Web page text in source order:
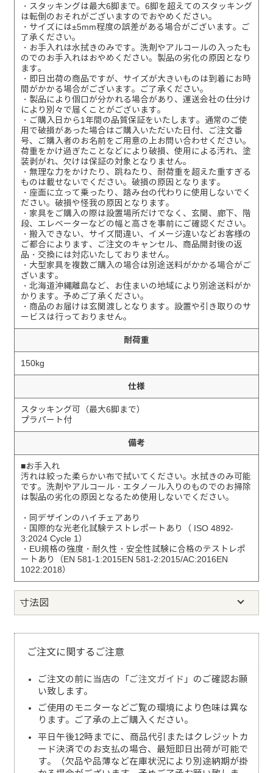
・スタッキングは最大6脚まで。6脚を超えてのスタッキング
は転倒のおそれがございますのでおやめください。
・サイズには±5mm程度の誤差がある場合がございます。ご
了承ください。
・お手入れは水拭きのみです。洗剤やアルコールの入ったも
のでのお手入れはおやめください。製品の劣化の原因となり
ます。
・即日出荷の商品ですが、サイズが大きいものは到着にお時
間がかかる場合がございます。ご了承ください。
・製品により個口が分かれる場合があり、運送会社の仕分け
により別々で届くことがございます。
・ご購入日から1年間の品質保証をいたします。通常のご使
用で破損があった場合はご購入いただいた日付、ご注文番
号、ご購入者のお名前をご用意の上お問い合わせください。
荷重をかけ過ぎたことなどにより破損、使用による汚れ、塗
装剥がれ、欠けは保証の対象となりません。
・無理な力をかけたり、跳ねたり、耐荷重を超えた重すぎる
ものは載せないでください。破損の原因となります。
・座面に立って乗ったり、踏み台の代わりに使用しないでく
ださい。破損や怪我の原因となります。
・家具をご購入の際は設置場所だけでなく、玄関、廊下、階
段、エレベーターなどの幅と高さを事前にご確認ください。
・搬入できない、サイズ間違い、イメージ違いなどお客様の
ご都合によります、ご注文のキャンセル、商品開封後の返
品・交換には対応いたしておりません。
・大型家具を複数ご購入の場合は別途送料がかかる場合がご
ざいます。
・北海道沖縄離島など、お住まいの地域により別途送料がか
かります。予めご了承ください。
・商品のお届けは玄関渡しとなります。設置や引き取りのサ
ービスは行っておりません。
耐荷重
150kg
仕様
スタッキング可（最大6脚まで）
プラパート付
備考
■お手入れ
汚れは絞った柔らかい布で拭いてください。水拭きのみ可能
です。洗剤やアルコール・エタノール入りのものでのお掃除
は製品の劣化の原因となるため使用しないでください。
・同デザインのハイチェアあり
・国際的な光老化試験テストレポートあり（ ISO 4892-
3:2024 Cycle 1）
・EU規格の強度・耐久性・安全性試験に合格のテストレポ
ートあり（EN 581-1:2015EN 581-2:2015/AC:2016EN
1022:2018）
寸法図
ご注文に関するご注意
ご注文の前に当店の「 ご注文ガイド 」のご確認お願
い致します。
ご使用のモニターなどご覧の環境により色味は異な
ります。ご了承の上ご購入ください。
平日午後12時までに、商品代引またはクレジットカ
ード決済でのお支払の場合、最短即日出荷が可能で
す。（欠品や品薄など在庫状況により別途納期が掛